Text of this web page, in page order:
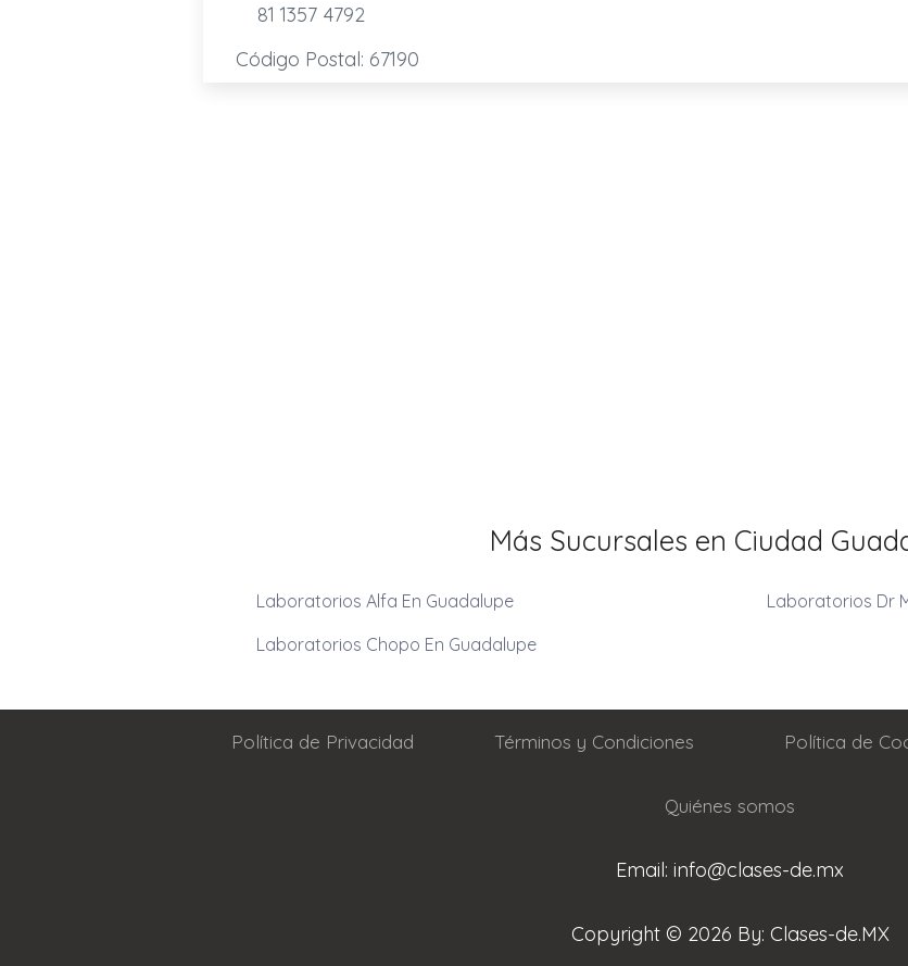
81 1357 4792
Código Postal: 67190
Más Sucursales en Ciudad
Laboratorios Alfa En Guadalupe
Laboratorios Dr
Laboratorios Chopo En Guadalupe
Política de Privacidad Términos y Condiciones Política de
Quiénes somos
Email: info@clases-de.mx
Copyright © 2026 By: Clases-de.MX